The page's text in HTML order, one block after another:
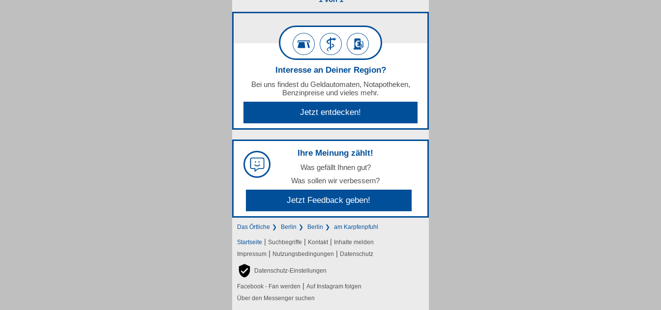
Interesse an Deiner Region?
Bei uns findest du Geldautomaten, Notapotheken,
Benzinpreise und vieles mehr.
Jetzt entdecken!
Ihre Meinung zählt!
Was gefällt Ihnen gut?
Was sollen wir verbessern?
Jetzt Feedback geben!
Das Örtliche Berlin Berlin am Karpfenpfuhl
Startseite | Suchbegriffe | Kontakt | Inhalte melden
Impressum | Nutzungsbedingungen | Datenschutz
Datenschutz-Einstellungen
Facebook - Fan werden | Auf Instagram folgen
Über den Messenger suchen